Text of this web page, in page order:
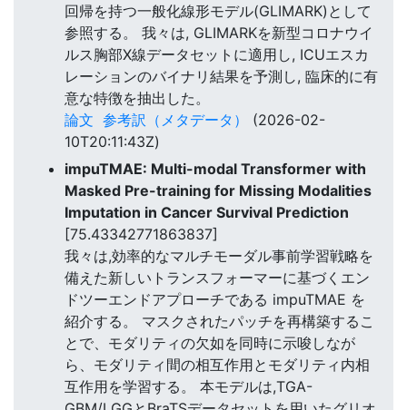
回帰を持つ一般化線形モデル(GLIMARK)として
参照する。 我々は, GLIMARKを新型コロナウイ
ルス胸部X線データセットに適用し, ICUエスカ
レーションのバイナリ結果を予測し, 臨床的に有
意な特徴を抽出した。
論文 参考訳（メタデータ）
(2026-02-
10T20:11:43Z)
impuTMAE: Multi-modal Transformer with
Masked Pre-training for Missing Modalities
Imputation in Cancer Survival Prediction
[75.43342771863837]
我々は,効率的なマルチモーダル事前学習戦略を
備えた新しいトランスフォーマーに基づくエン
ドツーエンドアプローチである impuTMAE を
紹介する。 マスクされたパッチを再構築するこ
とで、モダリティの欠如を同時に示唆しなが
ら、モダリティ間の相互作用とモダリティ内相
互作用を学習する。 本モデルは,TGA-